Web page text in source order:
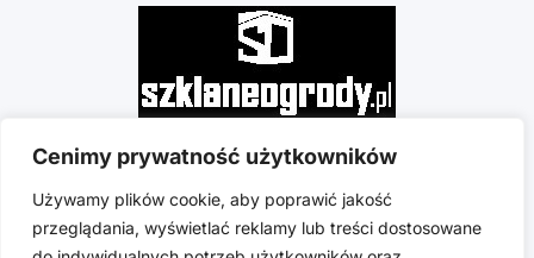
Cenimy prywatność użytkowników
Używamy plików cookie, aby poprawić jakość
przeglądania, wyświetlać reklamy lub treści dostosowane